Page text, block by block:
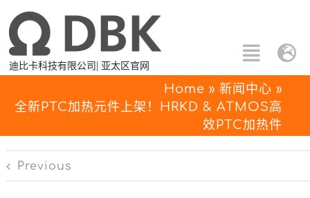
过
内
容
迪比卡科技有限公司| 亚太区官网
Toggle
索：
所有产品
Eng
中文
Home » 新闻中心 »
全新PTC加热元件上架！HRKD & ATMOS高
效PTC加热件
Previous